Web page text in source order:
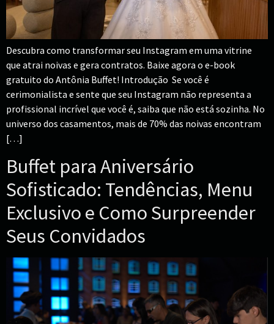
Descubra como transformar seu Instagram em uma vitrine
que atrai noivas e gera contratos. Baixe agora o e-book
gratuito do Antônia Buffet! Introdução Se você é
cerimonialista e sente que seu Instagram não representa a
profissional incrível que você é, saiba que não está sozinha. No
universo dos casamentos, mais de 70% das noivas encontram
[…]
Buffet para Aniversário
Sofisticado: Tendências, Menu
Exclusivo e Como Surpreender
Seus Convidados